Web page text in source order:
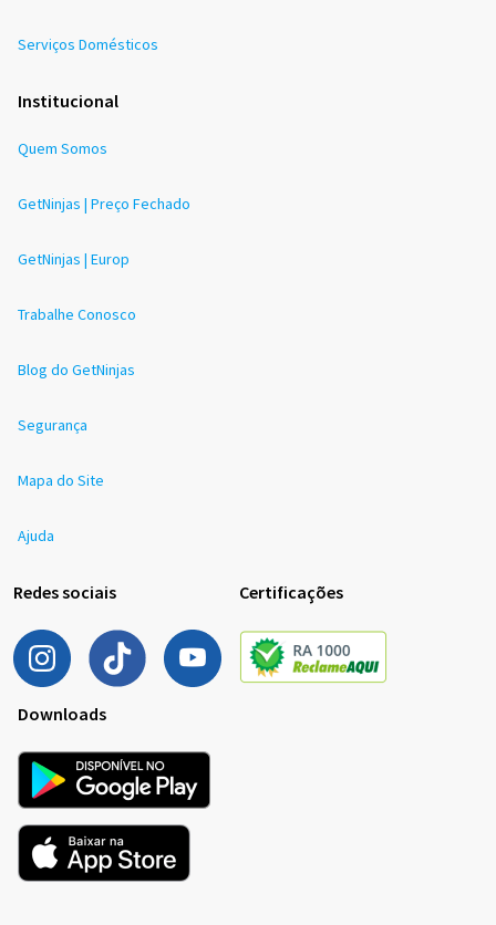
Serviços Domésticos
Institucional
Quem Somos
GetNinjas | Preço Fechado
GetNinjas | Europ
Trabalhe Conosco
Blog do GetNinjas
Segurança
Mapa do Site
Ajuda
Redes sociais Certificações
Downloads